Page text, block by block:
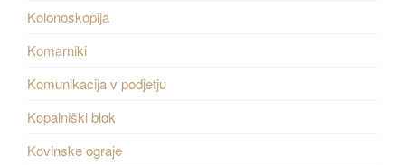
Kolonoskopija
Komarniki
Komunikacija v podjetju
Kopalniški blok
Kovinske ograje